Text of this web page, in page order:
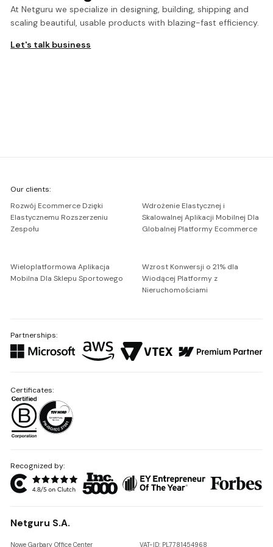
At Netguru we specialize in designing, building, shipping and
scaling beautiful, usable products with blazing-fast efficiency.
Let's talk business
Netguru
Our clients:
Rozwój Ecommerce Dzięki
Elastycznemu Rozszerzeniu
Zespołu
Wdrożenie Elastycznej i
Skalowalnej Aplikacji Mobilnej Dla
Globalnej Platformy Ecommerce
Wieloplatformowa Aplikacja
Mobilna Dla Sklepu Sportowego
Wzrost Konwersji o 21% dla
Wiodącej Platformy z
Nieruchomościami
Partnerships:
Recognized by:
Netguru S.A.
Nowe Garbary Office Center VAT-ID: PL7781454968
Certificates: